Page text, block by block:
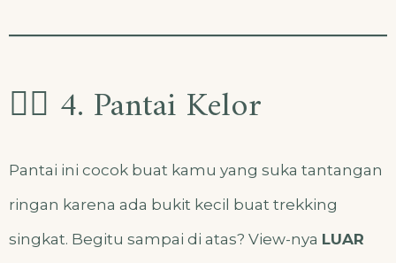
🏄‍♀️ 4. Pantai Kelor
Pantai ini cocok buat kamu yang suka tantangan
ringan karena ada bukit kecil buat trekking
singkat. Begitu sampai di atas? View-nya LUAR